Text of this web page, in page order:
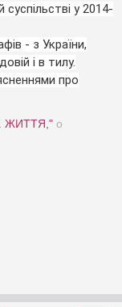
суспільстві у 2014-
- з України,
і в тилу.
про
ЖИТТЯ," о